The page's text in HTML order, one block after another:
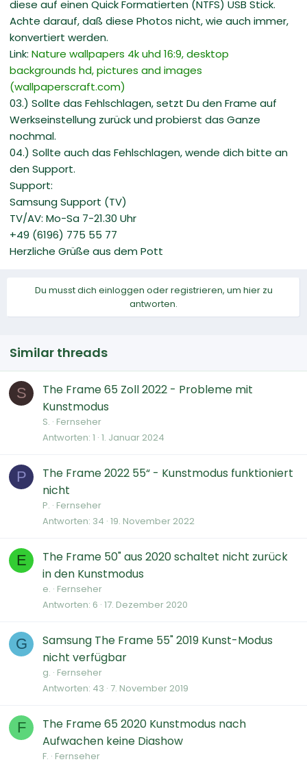
diese auf einen Quick Formatierten (NTFS) USB Stick.
Achte darauf, daß diese Photos nicht, wie auch immer,
konvertiert werden.
Link: Nature wallpapers 4k uhd 16:9, desktop
backgrounds hd, pictures and images
(wallpaperscraft.com)
03.) Sollte das Fehlschlagen, setzt Du den Frame auf
Werkseinstellung zurück und probierst das Ganze
nochmal.
04.) Sollte auch das Fehlschlagen, wende dich bitte an
den Support.
Support:
Samsung Support (TV)
TV/AV: Mo-Sa 7-21.30 Uhr
+49 (6196) 775 55 77
Herzliche Grüße aus dem Pott
Du musst dich einloggen oder registrieren, um hier zu
antworten.
Similar threads
S
The Frame 65 Zoll 2022 - Probleme mit
Kunstmodus
S. Fernseher
Antworten 1 1. Januar 2024
P
The Frame 2022 55“ - Kunstmodus funktioniert
nicht
P. Fernseher
Antworten 34 19. November 2022
E
The Frame 50" aus 2020 schaltet nicht zurück
in den Kunstmodus
e. Fernseher
Antworten 6 17. Dezember 2020
G
Samsung The Frame 55" 2019 Kunst-Modus
nicht verfügbar
g. Fernseher
Antworten 43 7. November 2019
F
The Frame 65 2020 Kunstmodus nach
Aufwachen keine Diashow
F. Fernseher